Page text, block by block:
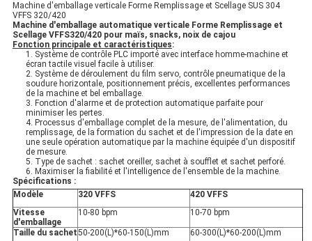
Machine d'emballage verticale Forme Remplissage et Scellage SUS 304
VFFS 320/420
Machine d'emballage automatique verticale Forme Remplissage et
Scellage VFFS320/420 pour maïs, snacks, noix de cajou
Fonction principale et caractéristiques:
1. Système de contrôle PLC importé avec interface homme-machine et
écran tactile visuel facile à utiliser.
2. Système de déroulement du film servo, contrôle pneumatique de la
soudure horizontale, positionnement précis, excellentes performances
de la machine et bel emballage.
3. Fonction d'alarme et de protection automatique parfaite pour
minimiser les pertes.
4. Processus d'emballage complet de la mesure, de l'alimentation, du
remplissage, de la formation du sachet et de l'impression de la date en
une seule opération automatique par la machine équipée d'un dispositif
de mesure.
5. Type de sachet : sachet oreiller, sachet à soufflet et sachet perforé.
6. Maximiser la fiabilité et l'intelligence de l'ensemble de la machine.
Spécifications :
Modèle
320 VFFS
420 VFFS
Vitesse
d'emballage
10-80 bpm 10-70 bpm
Taille du sachet50-200(L)*60-150(L)mm
60-300(L)*60-200(L)mm